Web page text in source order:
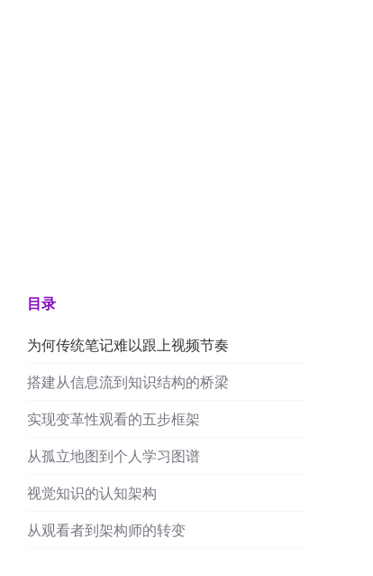
目录
为何传统笔记难以跟上视频节奏
搭建从信息流到知识结构的桥梁
实现变革性观看的五步框架
从孤立地图到个人学习图谱
视觉知识的认知架构
从观看者到架构师的转变